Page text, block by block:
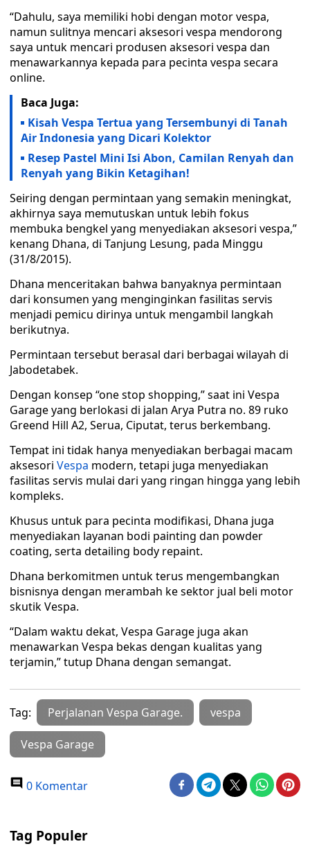
“Dahulu, saya memiliki hobi dengan motor vespa,
namun sulitnya mencari aksesori vespa mendorong
saya untuk mencari produsen aksesori vespa dan
menawarkannya kepada para pecinta vespa secara
online.
Baca Juga:
Kisah Vespa Tertua yang Tersembunyi di Tanah
Air Indonesia yang Dicari Kolektor
Resep Pastel Mini Isi Abon, Camilan Renyah dan
Renyah yang Bikin Ketagihan!
Seiring dengan permintaan yang semakin meningkat,
akhirnya saya memutuskan untuk lebih fokus
membuka bengkel yang menyediakan aksesori vespa,”
kenang Dhana, di Tanjung Lesung, pada Minggu
(31/8/2015).
Dhana menceritakan bahwa banyaknya permintaan
dari konsumen yang menginginkan fasilitas servis
menjadi pemicu dirinya untuk mengambil langkah
berikutnya.
Permintaan tersebut berasal dari berbagai wilayah di
Jabodetabek.
Dengan konsep “one stop shopping,” saat ini Vespa
Garage yang berlokasi di jalan Arya Putra no. 89 ruko
Greend Hill A2, Serua, Ciputat, terus berkembang.
Tempat ini tidak hanya menyediakan berbagai macam
aksesori Vespa modern, tetapi juga menyediakan
fasilitas servis mulai dari yang ringan hingga yang lebih
kompleks.
Khusus untuk para pecinta modifikasi, Dhana juga
menyediakan layanan bodi painting dan powder
coating, serta detailing body repaint.
Dhana berkomitmen untuk terus mengembangkan
bisnisnya dengan merambah ke sektor jual beli motor
skutik Vespa.
“Dalam waktu dekat, Vespa Garage juga akan
menawarkan Vespa bekas dengan kualitas yang
terjamin,” tutup Dhana dengan semangat.
Tag: Perjalanan Vespa Garage. vespa
Vespa Garage
0 Komentar
Tag Populer